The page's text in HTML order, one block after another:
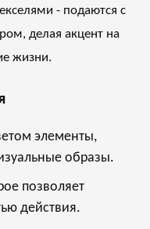
- подаются с
делая акцент на
жизни.
элементы,
образы.
позволяет
действия.